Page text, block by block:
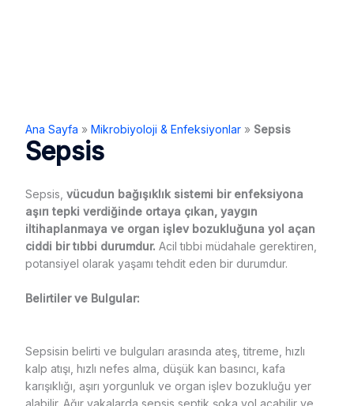
Ana Sayfa » Mikrobiyoloji & Enfeksiyonlar» Sepsis
Sepsis
Sepsis, vücudun bağışıklık sistemi bir enfeksiyona
aşırı tepki verdiğinde ortaya çıkan, yaygın
iltihaplanmaya ve organ işlev bozukluğuna yol açan
ciddi bir tıbbi durumdur. Acil tıbbi müdahale gerektiren,
potansiyel olarak yaşamı tehdit eden bir durumdur.
Belirtiler ve Bulgular:
Sepsisin belirti ve bulguları arasında ateş, titreme, hızlı
kalp atışı, hızlı nefes alma, düşük kan basıncı, kafa
karışıklığı, aşırı yorgunluk ve organ işlev bozukluğu yer
alabilir. Ağır vakalarda sepsis septik şoka yol açabilir ve